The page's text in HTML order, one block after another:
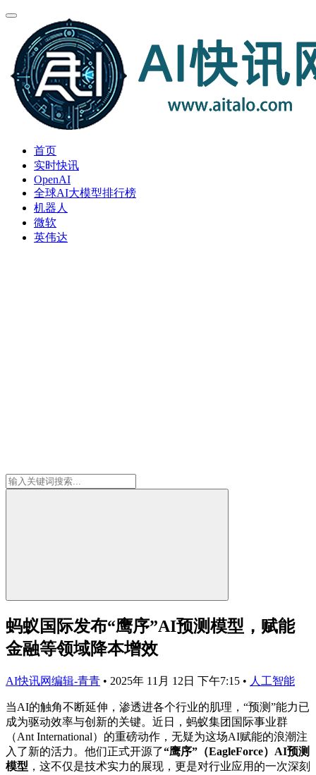
首页
实时快讯
OpenAI
全球AI大模型排行榜
机器人
微软
英伟达
蚂蚁国际发布“鹰序”AI预测模型，赋能
金融等领域降本增效
AI快讯网编辑-青青 • 2025年 11月 12日 下午7:15 • 人工智能
当AI的触角不断延伸，渗透进各个行业的肌理，“预测”能力已
成为驱动效率与创新的关键。近日，蚂蚁集团国际事业群
（Ant International）的重磅动作，无疑为这场AI赋能的浪潮注
入了新的活力。他们正式开源了“鹰序”（EagleForce）AI预测
模型 ，这不仅是技术实力的展现，更是对行业应用的一次深刻